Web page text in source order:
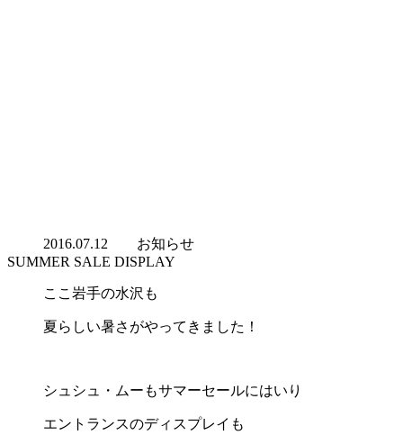
2016.07.12 お知らせ
SUMMER SALE DISPLAY
ここ岩手の水沢も
夏らしい暑さがやってきました！
シュシュ・ムーもサマーセールにはいり
エントランスのディスプレイも